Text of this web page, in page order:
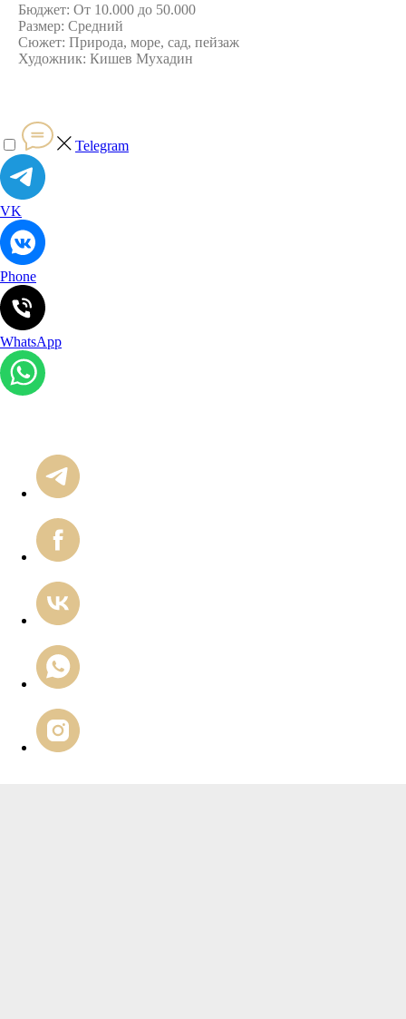
Бюджет: От 10.000 до 50.000
Размер: Средний
Сюжет: Природа, море, сад, пейзаж
Художник: Кишев Мухадин
Telegram
VK
Phone
WhatsApp